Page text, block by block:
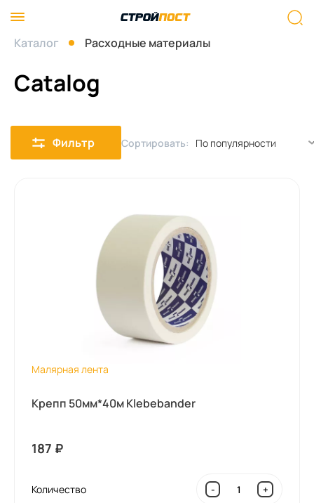
Каталог Расходные материалы
Catalog
Фильтр Сортировать:
Малярная лента
Крепп 50мм*40м Klebebander
187 ₽
Количество - +